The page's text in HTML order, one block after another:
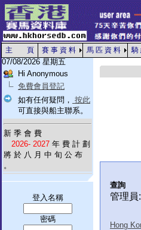
主 頁 賽 事 資 料 馬 匹 資 料 騎
07/08/2026 星期五
Hi Anonymous
免費會員登記
如有任何疑問， 按此
可直接與船主聯系。
新 季 會 費
2026- 2027 年 費 計 劃
將 於 八 月 中 旬 公 布
。
登入名稱
密碼
查詢
管理員:
Hong